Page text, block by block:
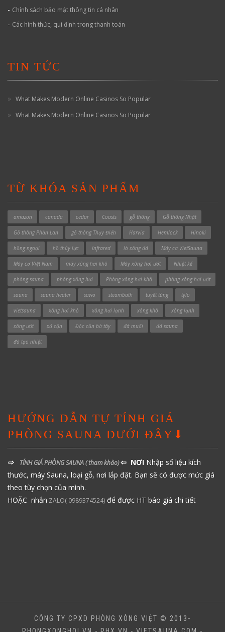
- Chính sách bảo mật thông tin cá nhân
- Các hình thức, qui định trong thanh toán
TIN TỨC
What Makes Modern Online Casinos So Popular
What Makes Modern Online Casinos So Popular
TỪ KHÓA SẢN PHẨM
amazon canada cedar Coasts gỗ thông Gỗ thông Nhật
Gỗ thông Phần Lan gỗ thông Thụy Điển Harvia Hemlock Hinoki
hồng ngoại hồ thủy lực Infrared lò xông đá Máy cơ VietSauna
Máy cơ Việt Nam máy xông hơi khô Máy xông hơi ướt Nhiệt kế
phòng sauna phòng xông hơi Phòng xông hơi khô phòng xông hơi ướt
sauna sauna heater sawo steambath tuyết tùng tylo
vietsauna xông hơi khô xông hơi lạnh xông khô xông lạnh
xông ướt xả cặn Độc cần bờ tây đá muối đá sauna
đá tạo nhiệt
HƯỚNG DẪN TỰ TÍNH GIÁ
PHÒNG SAUNA DƯỚI ĐÂY⬇
⇨ TÍNH GIÁ PHÒNG SAUNA( tham khảo)⇦ NƠI Nhập số liệu kích
thước, máy Sauna, loại gỗ, nơi lắp đặt. Bạn sẽ có được mức giá
theo tùy chọn của mình.
HOẶC nhắn ZALO( 0989374524) để được HT báo giá chi tiết
CÔNG TY CPXD PHÒNG XÔNG VIỆT © 2013-